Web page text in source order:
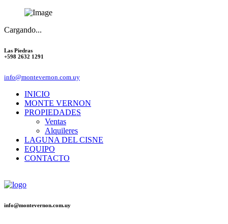
Cargando...
Las Piedras
+598 2632 1291
info@montevernon.com.uy
INICIO
MONTE VERNON
PROPIEDADES
Ventas
Alquileres
LAGUNA DEL CISNE
EQUIPO
CONTACTO
info@montevernon.com.uy